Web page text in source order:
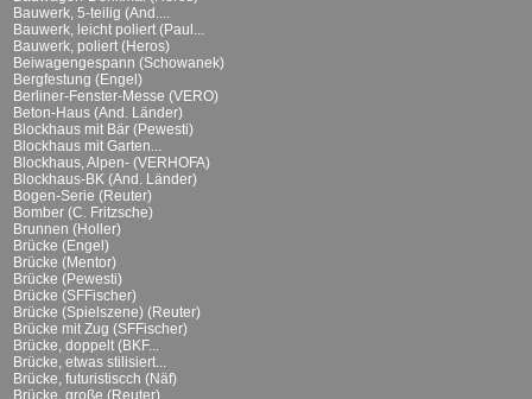
Bauwerk, 5-teilig (And....
Bauwerk, leicht poliert (Paul...
Bauwerk, poliert (Heros)
Beiwagengespann (Schowanek)
Bergfestung (Engel)
Berliner-Fenster-Messe (VERO)
Beton-Haus (And. Länder)
Blockhaus mit Bär (Pewesti)
Blockhaus mit Garten...
Blockhaus, Alpen- (VERHOFA)
Blockhaus-BK (And. Länder)
Bogen-Serie (Reuter)
Bomber (C. Fritzsche)
Brunnen (Holler)
Brücke (Engel)
Brücke (Mentor)
Brücke (Pewesti)
Brücke (SFFischer)
Brücke (Spielszene) (Reuter)
Brücke mit Zug (SFFischer)
Brücke, doppelt (BKF...
Brücke, etwas stilisiert...
Brücke, futuristiscch (Näf)
Brücke, große (Reuter)